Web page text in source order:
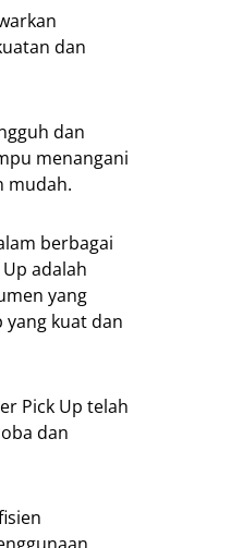
dan
dan
menangani
mudah.
berbagai
adalah
yang
kuat dan
Pick Up telah
dan